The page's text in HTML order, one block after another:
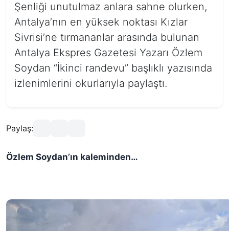
Şenliği unutulmaz anlara sahne olurken,
Antalya’nın en yüksek noktası Kızlar
Sivrisi’ne tırmananlar arasında bulunan
Antalya Ekspres Gazetesi Yazarı Özlem
Soydan “İkinci randevu” başlıklı yazısında
izlenimlerini okurlarıyla paylaştı.
Paylaş:
Özlem Soydan’ın kaleminden…